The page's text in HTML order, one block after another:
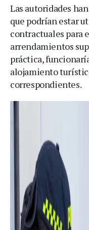
Las autoridades
que podrían estar
contractuales para
arrendamientos
práctica,
alojamiento
correspondientes.